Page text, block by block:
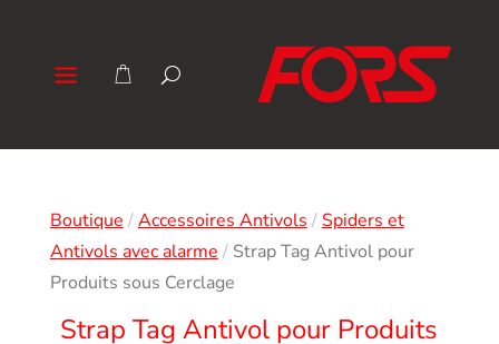
Boutique /Accessoires Antivols / Spiders et
Antivols avec alarme / Strap Tag Antivol pour
Produits sous Cerclage
Strap Tag Antivol pour Produits